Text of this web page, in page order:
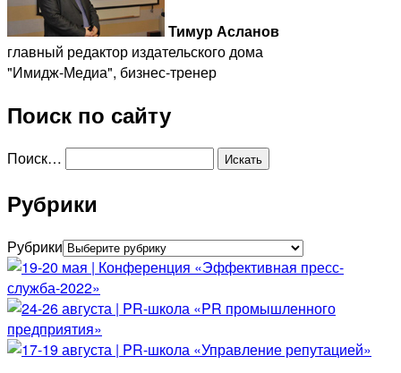
Тимур Асланов
главный редактор издательского дома
"Имидж-Медиа", бизнес-тренер
Поиск по сайту
Поиск…
Рубрики
Рубрики